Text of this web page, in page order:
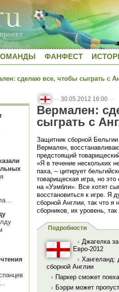
ФАНФЕСТ
сделаю все, чтобы сыграть с
— 30.05.2012 16:00 —
Вермален:
сыграть с
Защитник сборной
Вермален,
предстоящий
«Я в течение нескольких
паха, – цитирует
товарищеская игра, но
на «Уэмбли». Все хотят
восстановиться к игре. Я
сборной Англии, так что я
сборников, их уровень,
Подробности
› Джагелка
Евро-2012
› Хангеланд:
сборной Англии
› Паркер сможет
› Бэрри может